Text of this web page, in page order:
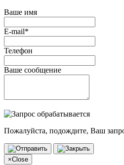
Ваше имя
E-mail*
Телефон
Ваше сообщение
Пожалуйста, подождите, Ваш
×Close